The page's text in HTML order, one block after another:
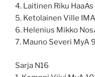
4. Laitinen Riku
5. Ketolainen Ville
6. Helenius Mikko
7. Mauno Severi MyA
Sarja N16